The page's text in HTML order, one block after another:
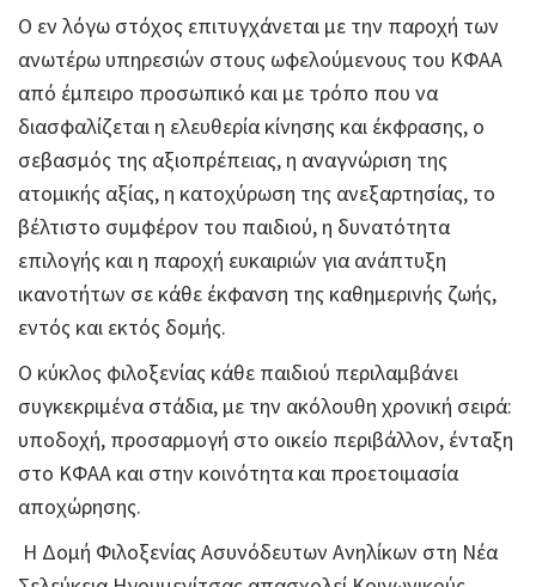
Ο εν λόγω στόχος επιτυγχάνεται με την παροχή των
ανωτέρω υπηρεσιών στους ωφελούμενους του ΚΦΑΑ
από έμπειρο προσωπικό και με τρόπο που να
διασφαλίζεται η ελευθερία κίνησης και έκφρασης, ο
σεβασμός της αξιοπρέπειας, η αναγνώριση της
ατομικής αξίας, η κατοχύρωση της ανεξαρτησίας, το
βέλτιστο συμφέρον του παιδιού, η δυνατότητα
επιλογής και η παροχή ευκαιριών για ανάπτυξη
ικανοτήτων σε κάθε έκφανση της καθημερινής ζωής,
εντός και εκτός δομής.
Ο κύκλος φιλοξενίας κάθε παιδιού περιλαμβάνει
συγκεκριμένα στάδια, με την ακόλουθη χρονική σειρά:
υποδοχή, προσαρμογή στο οικείο περιβάλλον, ένταξη
στο ΚΦΑΑ και στην κοινότητα και προετοιμασία
αποχώρησης.
Η Δομή Φιλοξενίας Ασυνόδευτων Ανηλίκων στη Νέα